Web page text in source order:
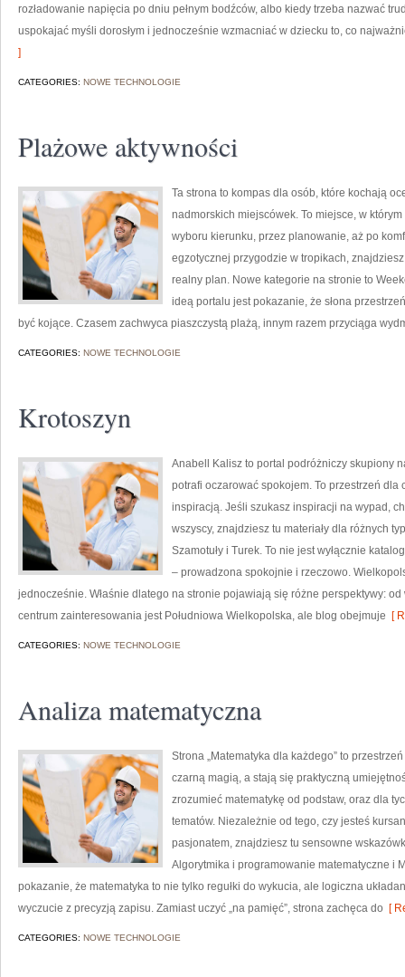
rozładowanie napięcia po dniu pełnym bodźców, albo kiedy trzeba nazwać
uspokajać myśli dorosłym i jednocześnie wzmacniać w dziecku to, co
]
CATEGORIES: NOWE TECHNOLOGIE
Plażowe aktywności
Ta strona to kompas dla osób, które kochają
nadmorskich miejscówek. To miejsce, w
wyboru kierunku, przez planowanie, aż po
egzotycznej przygodzie w tropikach,
realny plan. Nowe kategorie na stronie to
ideą portalu jest pokazanie, że słona
być kojące. Czasem zachwyca piaszczystą plażą, innym razem przyciąga
CATEGORIES: NOWE TECHNOLOGIE
Krotoszyn
Anabell Kalisz to portal podróżniczy skupiony
potrafi oczarować spokojem. To przestrzeń dla
inspiracją. Jeśli szukasz inspiracji na wypad,
wszyscy, znajdziesz tu materiały dla różnych
Szamotuły i Turek. To nie jest wyłącznie
– prowadzona spokojnie i rzeczowo.
jednocześnie. Właśnie dlatego na stronie pojawiają się różne perspektywy:
centrum zainteresowania jest Południowa Wielkopolska, ale blog obejmuje [
CATEGORIES: NOWE TECHNOLOGIE
Analiza matematyczna
Strona „Matematyka dla każdego” to
czarną magią, a stają się praktyczną
zrozumieć matematykę od podstaw, oraz dla
tematów. Niezależnie od tego, czy jesteś
pasjonatem, znajdziesz tu sensowne
Algorytmika i programowanie matematyczne i
pokazanie, że matematyka to nie tylko regułki do wykucia, ale logiczna
wyczucie z precyzją zapisu. Zamiast uczyć „na pamięć”, strona zachęca do [
CATEGORIES: NOWE TECHNOLOGIE